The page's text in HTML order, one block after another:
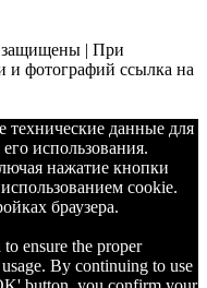
| При
и фотографий ссылка на
данные для
использования.
нажатие кнопки
cookie.
браузера.
ensure the proper
By continuing to use